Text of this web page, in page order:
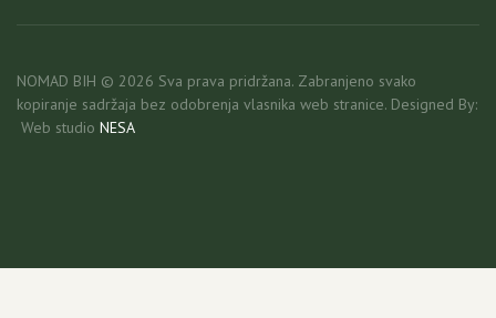
NOMAD BIH © 2026 Sva prava pridržana. Zabranjeno svako
kopiranje sadržaja bez odobrenja vlasnika web stranice. Designed By:
Web studio NESA